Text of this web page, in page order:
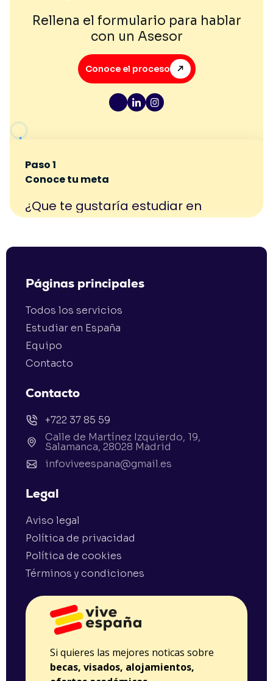
Rellena el formulario para hablar
con un Asesor
Conoce el proceso
Páginas principales
Todos los servicios
Estudiar en España
Equipo
Contacto
Contacto
+722 37 85 59
Calle de Martínez Izquierdo, 19,
Salamanca, 28028 Madrid
infoviveespana@gmail.es
Legal
Aviso legal
Política de privacidad
Política de cookies
Términos y condiciones